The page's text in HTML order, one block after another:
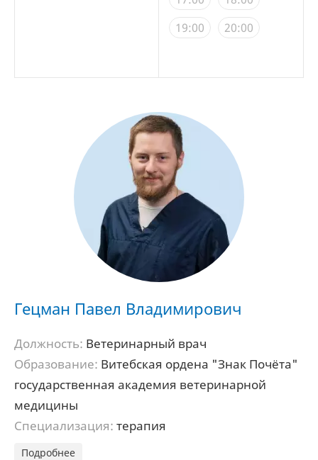
19:00
20:00
Гецман Павел Владимирович
Должность: Ветеринарный врач
Образование: Витебская ордена "Знак Почёта"
государственная академия ветеринарной
медицины
Специализация: терапия
Подробнее